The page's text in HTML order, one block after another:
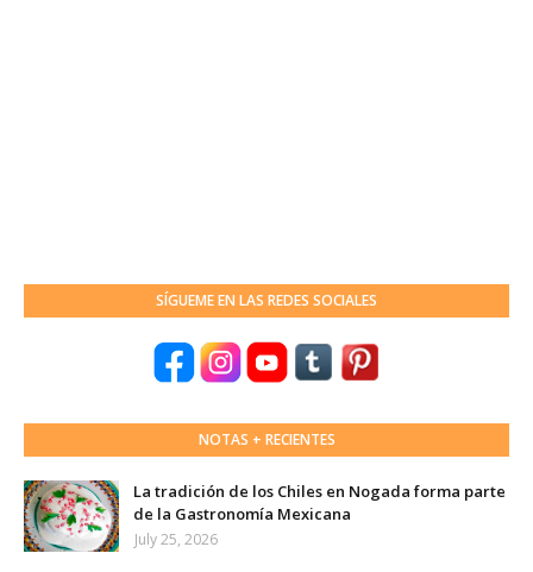
SÍGUEME EN LAS REDES SOCIALES
NOTAS + RECIENTES
La tradición de los Chiles en Nogada forma parte
de la Gastronomía Mexicana
July 25, 2026